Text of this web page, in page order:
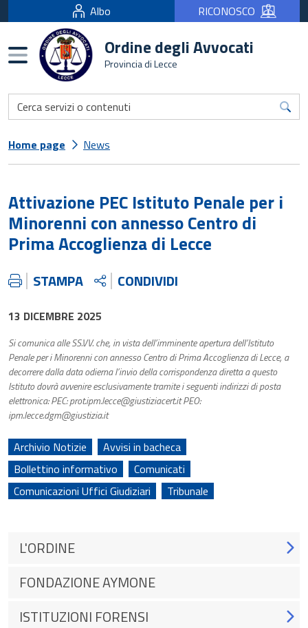
Albo RICONOSCO
Burger menu Ordine degli Avvocati
Provincia di Lecce
Home page News
Attivazione PEC Istituto Penale per i
Minorenni con annesso Centro di
Prima Accoglienza di Lecce
STAMPA CONDIVIDI
13 DICEMBRE 2025
Si comunica alle SS.VV. che, in vista dell’imminente apertura dell’Istituto
Penale per i Minorenni con annesso Centro di Prima Accoglienza di Lecce, a
decorrere dalla data odierna l’invio della corrispondenza diretta a questo
Istituto dovrà avvenire esclusivamente tramite i seguenti indirizzi di posta
elettronica: PEC: prot.ipm.lecce@giustiziacert.it PEO:
ipm.lecce.dgm@giustizia.it
Archivio Notizie
Avvisi in bacheca
Bollettino informativo
Comunicati
Comunicazioni Uffici Giudiziari
Tribunale
L'ORDINE
FONDAZIONE AYMONE
ISTITUZIONI FORENSI